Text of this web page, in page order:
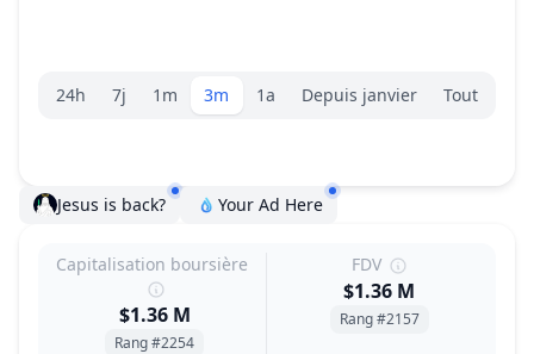
Sélecteur de plage.
24h 7j 1m 3m 1a Depuis janvier Tout
Jesus is back? Your Ad Here
Capitalisation boursière
$1.36 M
Rang #2254
FDV
$1.36 M
Rang #2157